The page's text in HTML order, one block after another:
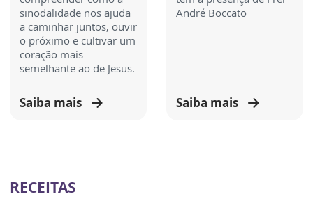
sinodalidade nos ajuda
a caminhar juntos, ouvir
o próximo e cultivar um
coração mais
semelhante ao de Jesus.
Saiba mais
André Boccato
Saiba mais
RECEITAS